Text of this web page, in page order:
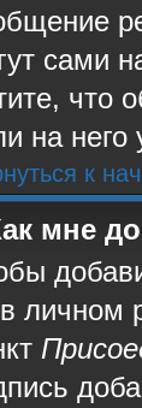
сами
что
на него
к
мне
личном